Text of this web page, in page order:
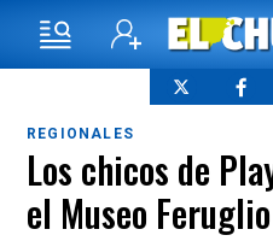
REGIONALES
Los chicos de
el Museo Feruglio